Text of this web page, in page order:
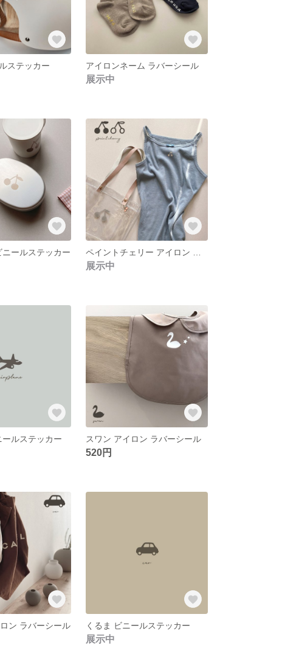
ステッカー アイロンネーム ラバーシール
展示中
ニールステッカー
展示中
ルステッカー スワン アイロン ラバーシール
520円
ン ラバーシール くるま ビニールステッカー
展示中